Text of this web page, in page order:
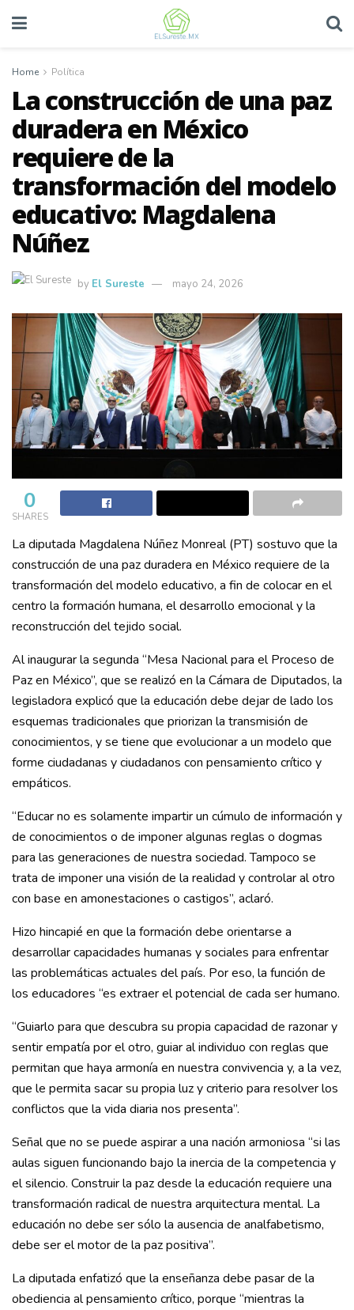
Home Política
La construcción de una paz
duradera en México
requiere de la
transformación del modelo
educativo: Magdalena
Núñez
by El Sureste mayo 24, 2026
0
SHARES
La diputada Magdalena Núñez Monreal (PT) sostuvo que la
construcción de una paz duradera en México requiere de la
transformación del modelo educativo, a fin de colocar en el
centro la formación humana, el desarrollo emocional y la
reconstrucción del tejido social.
Al inaugurar la segunda “Mesa Nacional para el Proceso de
Paz en México”, que se realizó en la Cámara de Diputados, la
legisladora explicó que la educación debe dejar de lado los
esquemas tradicionales que priorizan la transmisión de
conocimientos, y se tiene que evolucionar a un modelo que
forme ciudadanas y ciudadanos con pensamiento crítico y
empáticos.
“Educar no es solamente impartir un cúmulo de información y
de conocimientos o de imponer algunas reglas o dogmas
para las generaciones de nuestra sociedad. Tampoco se
trata de imponer una visión de la realidad y controlar al otro
con base en amonestaciones o castigos”, aclaró.
Hizo hincapié en que la formación debe orientarse a
desarrollar capacidades humanas y sociales para enfrentar
las problemáticas actuales del país. Por eso, la función de
los educadores “es extraer el potencial de cada ser humano.
“Guiarlo para que descubra su propia capacidad de razonar y
sentir empatía por el otro, guiar al individuo con reglas que
permitan que haya armonía en nuestra convivencia y, a la vez,
que le permita sacar su propia luz y criterio para resolver los
conflictos que la vida diaria nos presenta”.
Señal que no se puede aspirar a una nación armoniosa “si las
aulas siguen funcionando bajo la inercia de la competencia y
el silencio. Construir la paz desde la educación requiere una
transformación radical de nuestra arquitectura mental. La
educación no debe ser sólo la ausencia de analfabetismo,
debe ser el motor de la paz positiva”.
La diputada enfatizó que la enseñanza debe pasar de la
obediencia al pensamiento crítico, porque “mientras la